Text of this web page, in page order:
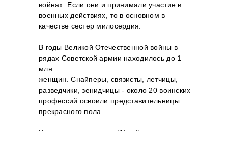
войнах. Если они и принимали участие в
военных действиях, то в основном в
качестве сестер милосердия.
В годы Великой Отечественной войны в
рядах Советской армии находилось до 1
млн
женщин. Снайперы, связисты, летчицы,
разведчики, зенидчицы - около 20 воинских
профессий освоили представительницы
прекрасного пола.
Известное выражение "У войны не женское